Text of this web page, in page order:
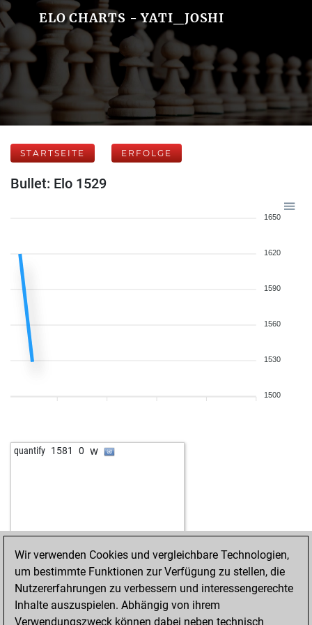
ELO CHARTS - YATI_JOSHI
STARTSEITE ERFOLGE
Bullet: Elo 1529
1650
1620
1590
1560
1530
1500
quantify 1581 0 w
Wir verwenden Cookies und vergleichbare Technologien,
um bestimmte Funktionen zur Verfügung zu stellen, die
Nutzererfahrungen zu verbessern und interessengerechte
Inhalte auszuspielen. Abhängig von ihrem
Verwendungszweck können dabei neben technisch